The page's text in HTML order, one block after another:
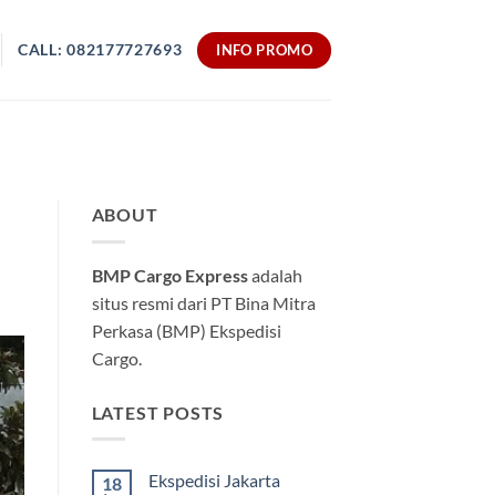
CALL: 082177727693 INFO PROMO
ABOUT
BMP Cargo Expressadalah
situs resmi dari PT Bina Mitra
Perkasa (BMP) Ekspedisi
Cargo.
LATEST POSTS
18
Ekspedisi Jakarta